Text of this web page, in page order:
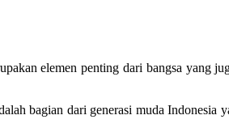
elemen penting dari bangsa yang
bagian dari generasi muda Indonesia